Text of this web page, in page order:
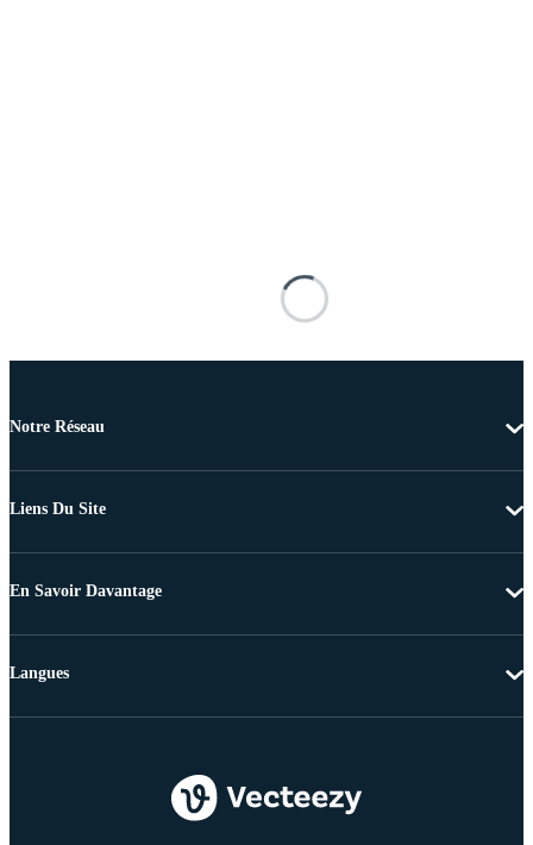
Notre Réseau
Liens Du Site
En Savoir Davantage
Langues